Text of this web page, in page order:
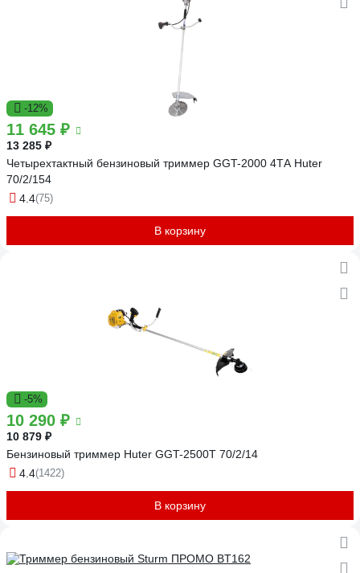
-12%
11 645 ₽
13 285 ₽
Четырехтактный бензиновый триммер GGT-2000 4ТА Huter
70/2/154
4.4(75)
В корзину
-5%
10 290 ₽
10 879 ₽
Бензиновый триммер Huter GGT-2500Т 70/2/14
4.4(1422)
В корзину